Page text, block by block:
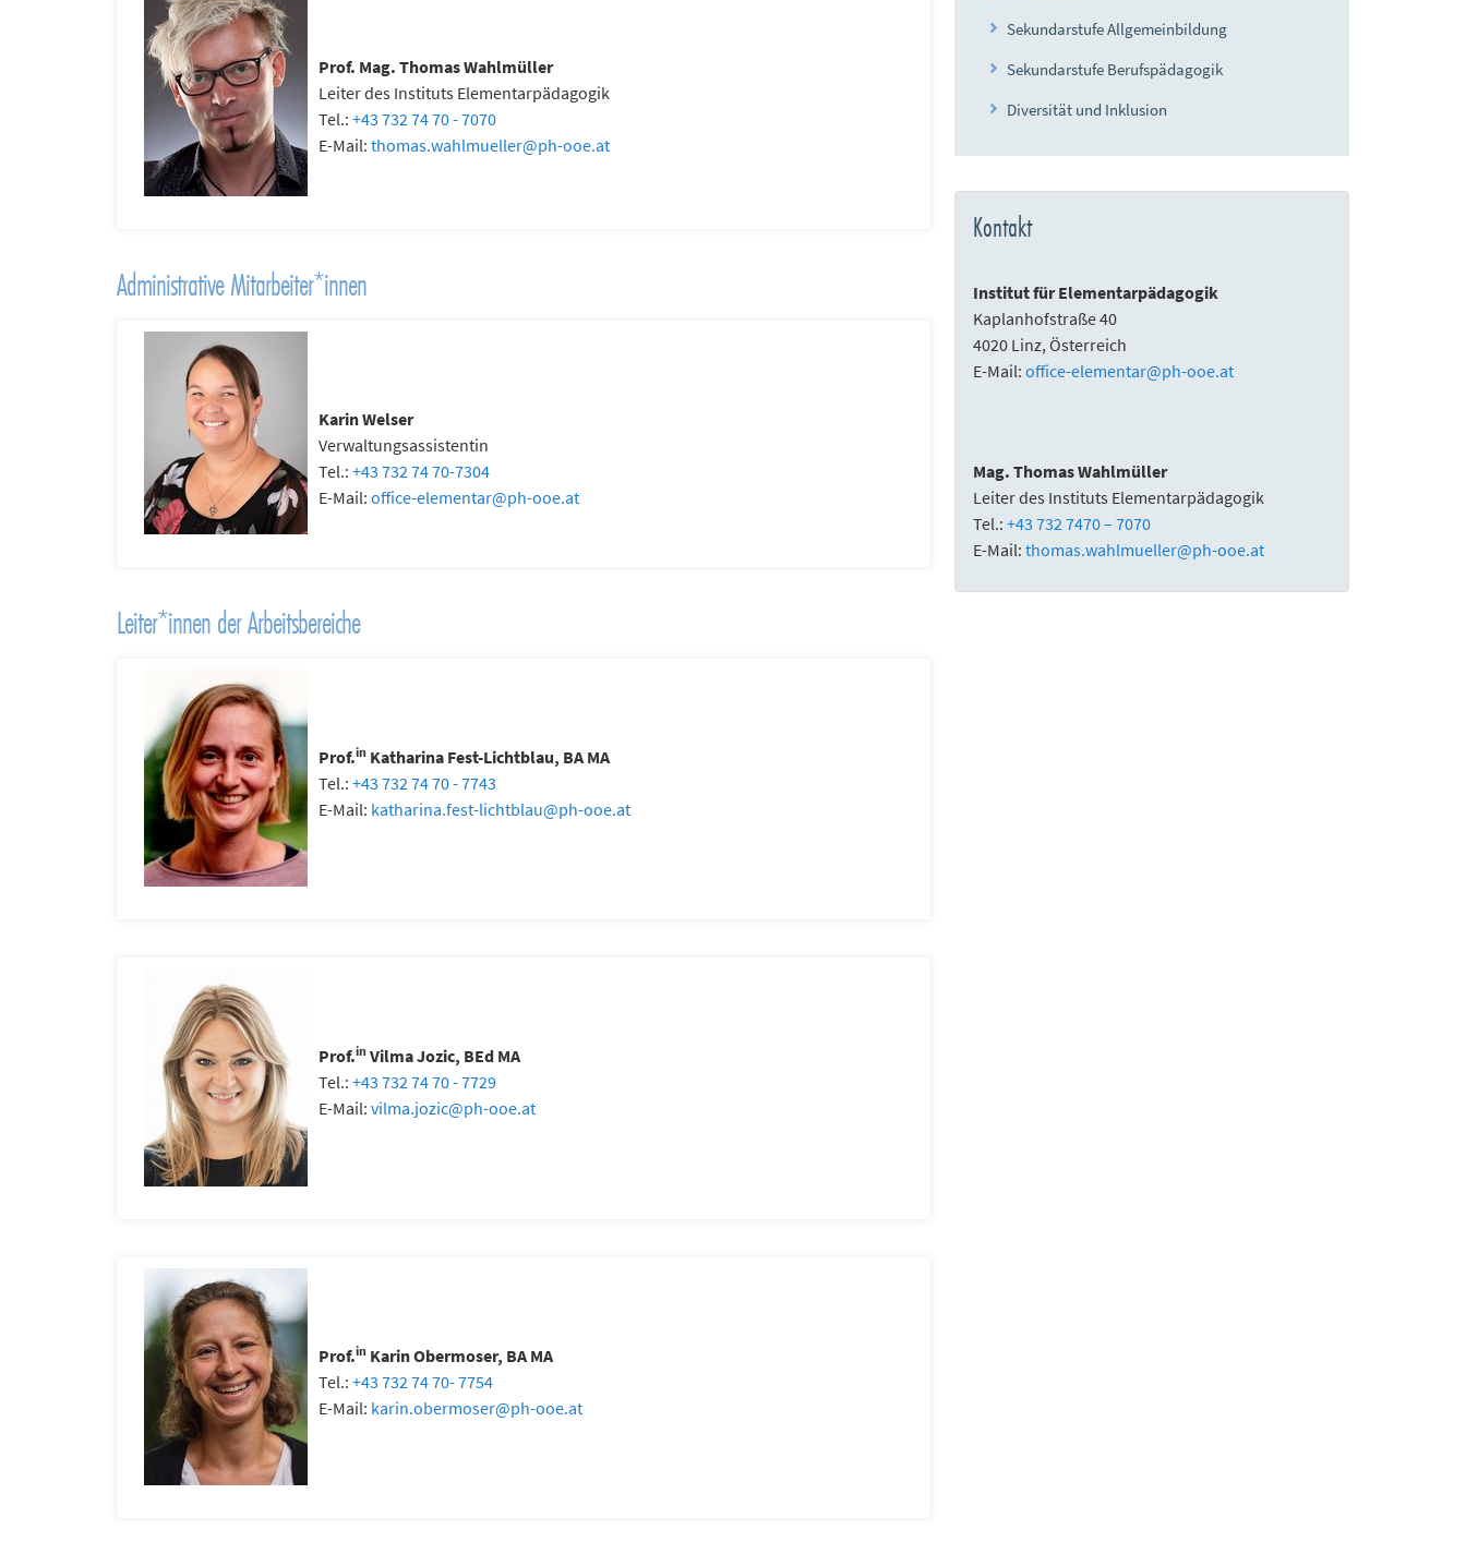
Prof. Mag. Thomas Wahlmüller
Leiter des Instituts Elementarpädagogik
Tel.: +43 732 74 70 - 7070
E-Mail: thomas.wahlmueller@ph-ooe.at
Administrative Mitarbeiter*innen
Karin Welser
Verwaltungsassistentin
Tel.: +43 732 74 70-7304
E-Mail: office-elementar@ph-ooe.at
Leiter*innen der Arbeitsbereiche
Prof.in Katharina Fest-Lichtblau, BA MA
Tel.: +43 732 74 70 - 7743
E-Mail: katharina.fest-lichtblau@ph-ooe.at
Prof.in Vilma Jozic, BEd MA
Tel.: +43 732 74 70 - 7729
E-Mail: vilma.jozic@ph-ooe.at
Prof.in Karin Obermoser, BA MA
Tel.: +43 732 74 70- 7754
E-Mail: karin.obermoser@ph-ooe.at
Sekundarstufe Allgemeinbildung
Sekundarstufe Berufspädagogik
Diversität und Inklusion
Kontakt
Institut für Elementarpädagogik
Kaplanhofstraße 40
4020 Linz, Österreich
E-Mail:office-elementar@ph-ooe.at
Mag. Thomas Wahlmüller
Leiter des Instituts Elementarpädagogik
Tel.:+43 732 7470 – 7070
E-Mail:thomas.wahlmueller@ph-ooe.at